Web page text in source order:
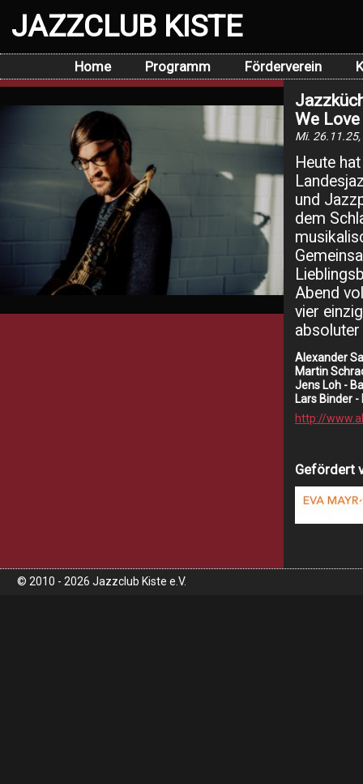
JAZZCLUB KISTE
Home Programm Förderverein
We
Mi. 26.11.25,
Heute
und
dem
Abend
vier
Alexander
Martin
Jens Loh -
Lars Binder -
http://
Gefördert
© 2010 - 2026 Jazzclub Kiste e.V.